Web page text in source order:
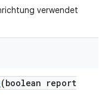
verwendet
(boolean report